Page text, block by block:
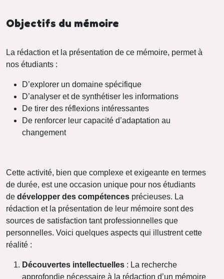
Objectifs du mémoire
La rédaction et la présentation de ce mémoire, permet à
nos étudiants :
D’explorer un domaine spécifique
D’analyser et de synthétiser les informations
De tirer des réflexions intéressantes
De renforcer leur capacité d’adaptation au
changement
Cette activité, bien que complexe et exigeante en termes
de durée, est une occasion unique pour nos étudiants
de développer des compétences précieuses. La
rédaction et la présentation de leur mémoire sont des
sources de satisfaction tant professionnelles que
personnelles. Voici quelques aspects qui illustrent cette
réalité :
Découvertes intellectuelles : La recherche
approfondie nécessaire à la rédaction d’un mémoire